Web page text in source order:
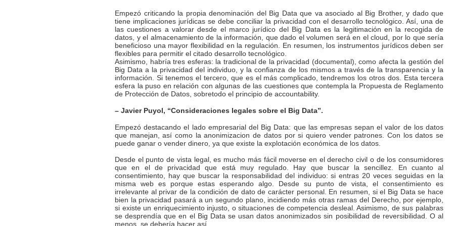
Empezó criticando la propia denominación del Big Data que va asociado al Big Brother, y dado que
tiene implicaciones jurídicas se debe conciliar la privacidad con el desarrollo tecnológico. Así, una de
las cuestiones a valorar desde el marco jurídico del Big Data es la legitimación en la recogida de
datos, y el almacenamiento de la información, que dado el volumen será en el cloud, por lo que sería
beneficioso una mayor flexibilidad en la regulación. En resumen, los instrumentos jurídicos deben ser
flexibles para permitir el citado desarrollo tecnológico.
Asimismo, habría tres esferas: la tradicional de la privacidad (documental), como afecta la gestión del
Big Data a la privacidad del individuo, y la confianza de los mismos a través de la transparencia y la
información. Si tenemos el tercero, que es el más complicado, tendremos los otros dos. Esta tercera
esfera la puso en relación con algunas de las cuestiones que contempla la Propuesta de Reglamento
de Protección de Datos, sobretodo el principio de accountability.
– Javier Puyol, “Consideraciones legales sobre el Big Data”.
Empezó destacando el lado empresarial del Big Data: que las empresas sepan el valor de los datos
que manejan, así como la anonimizacion de datos por si quiero vender patrones. Con los datos se
puede ganar o vender dinero, ya que existe la explotación económica de los datos.
Desde el punto de vista legal, es mucho más fácil moverse en el derecho civil o de los consumidores
que en el de privacidad que está muy regulado. Hay que buscar la sencillez. En cuanto al
consentimiento, hay que buscar la responsabilidad del individuo: si entras 20 veces seguidas en la
misma web es porque estas esperando algo. Desde su punto de vista, el consentimiento es
irrelevante al privar de la condición de dato de carácter personal. En resumen, si el Big Data se hace
bien la privacidad pasará a un segundo plano, incidiendo más otras ramas del Derecho, por ejemplo,
si existe un enriquecimiento injusto, o situaciones de competencia desleal. Asimismo, de sus palabras
se desprendía que en el Big Data se usan datos anonimizados sin posibilidad de reversibilidad. O al
menos, se debería hacer así.